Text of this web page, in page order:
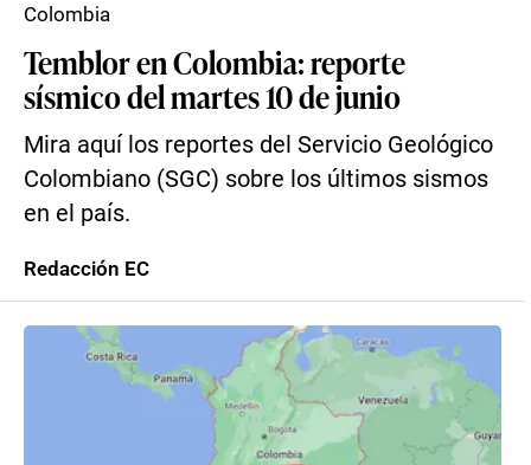
Temblor en Colombia: reporte
sísmico del martes 10 de junio
Mira aquí los reportes del Servicio Geológico
Colombiano (SGC) sobre los últimos sismos
en el país.
Colombia
Redacción EC